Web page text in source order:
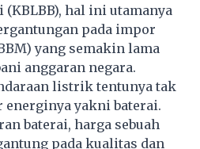
hal ini utamanya
pada impor
yang semakin lama
anggaran negara.
listrik tentunya tak
energinya yakni baterai.
baterai, harga sebuah
pada kualitas dan